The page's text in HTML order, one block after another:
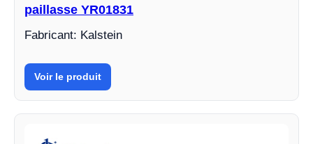
paillasse YR01831
Fabricant: Kalstein
Voir le produit